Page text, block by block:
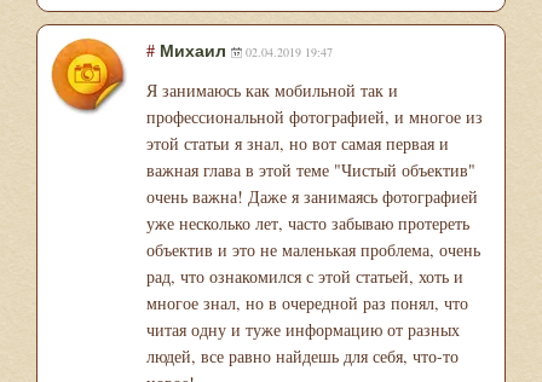
# Михаил 02.04.2019 19:47
Я занимаюсь как мобильной так и
профессиональной фотографией, и многое из
этой статьи я знал, но вот самая первая и
важная глава в этой теме "Чистый объектив"
очень важна! Даже я занимаясь фотографией
уже несколько лет, часто забываю протереть
объектив и это не маленькая проблема, очень
рад, что ознакомился с этой статьей, хоть и
многое знал, но в очередной раз понял, что
читая одну и туже информацию от разных
людей, все равно найдешь для себя, что-то